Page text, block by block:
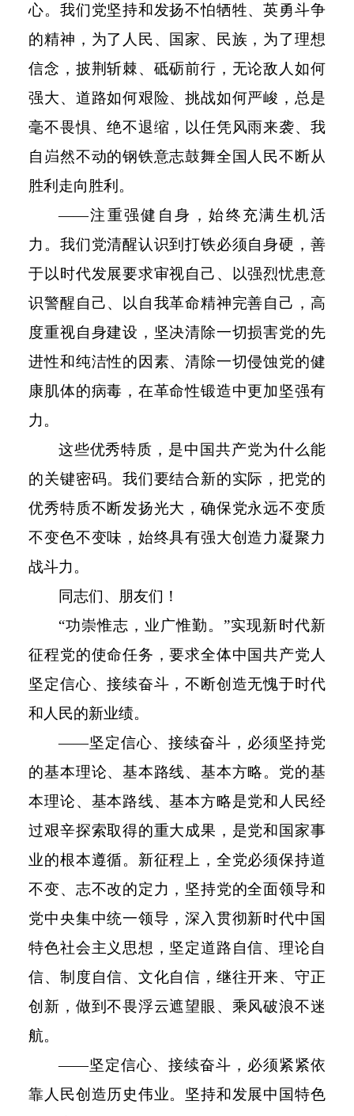
心。我们党坚持和发扬不怕牺牲、英勇斗争
的精神，为了人民、国家、民族，为了理想
信念，披荆斩棘、砥砺前行，无论敌人如何
强大、道路如何艰险、挑战如何严峻，总是
毫不畏惧、绝不退缩，以任凭风雨来袭、我
自岿然不动的钢铁意志鼓舞全国人民不断从
胜利走向胜利。
——注重强健自身，始终充满生机活
力。我们党清醒认识到打铁必须自身硬，善
于以时代发展要求审视自己、以强烈忧患意
识警醒自己、以自我革命精神完善自己，高
度重视自身建设，坚决清除一切损害党的先
进性和纯洁性的因素、清除一切侵蚀党的健
康肌体的病毒，在革命性锻造中更加坚强有
力。
这些优秀特质，是中国共产党为什么能
的关键密码。我们要结合新的实际，把党的
优秀特质不断发扬光大，确保党永远不变质
不变色不变味，始终具有强大创造力凝聚力
战斗力。
同志们、朋友们！
“功崇惟志，业广惟勤。”实现新时代新
征程党的使命任务，要求全体中国共产党人
坚定信心、接续奋斗，不断创造无愧于时代
和人民的新业绩。
——坚定信心、接续奋斗，必须坚持党
的基本理论、基本路线、基本方略。党的基
本理论、基本路线、基本方略是党和人民经
过艰辛探索取得的重大成果，是党和国家事
业的根本遵循。新征程上，全党必须保持道
不变、志不改的定力，坚持党的全面领导和
党中央集中统一领导，深入贯彻新时代中国
特色社会主义思想，坚定道路自信、理论自
信、制度自信、文化自信，继往开来、守正
创新，做到不畏浮云遮望眼、乘风破浪不迷
航。
——坚定信心、接续奋斗，必须紧紧依
靠人民创造历史伟业。坚持和发展中国特色